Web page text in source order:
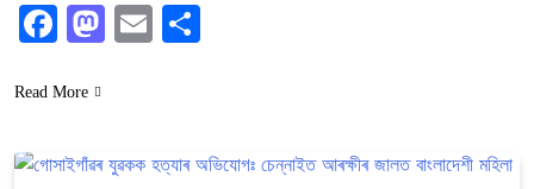
Facebook
Mastodon
Email
Read More